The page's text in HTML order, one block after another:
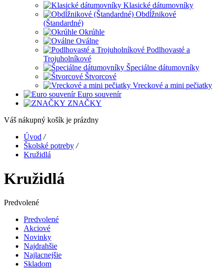
Klasické dátumovníky
Obdĺžnikové
(Štandardné)
Okrúhle
Oválne
Podlhovasté a
Trojuholníkové
Špeciálne dátumovníky
Štvorcové
Vreckové a mini pečiatky
Euro souvenír
ZNAČKY
Váš nákupný košík je prázdny
Úvod /
Školské potreby /
Kružidlá
Kružidlá
Predvolené
Predvolené
Akciové
Novinky
Najdrahšie
Najlacnejšie
Skladom